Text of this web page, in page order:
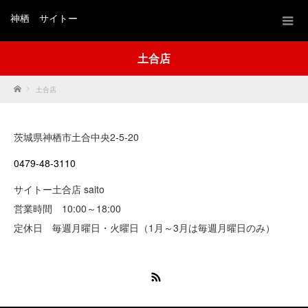
神栖 サイトー
土合店
Home 土合店
茨城県神栖市土合中央2-5-20
0479-48-3110
サイトー土合店 saito
営業時間 10:00～18:00
定休日 毎週月曜日・火曜日（1月～3月は毎週月曜日のみ）